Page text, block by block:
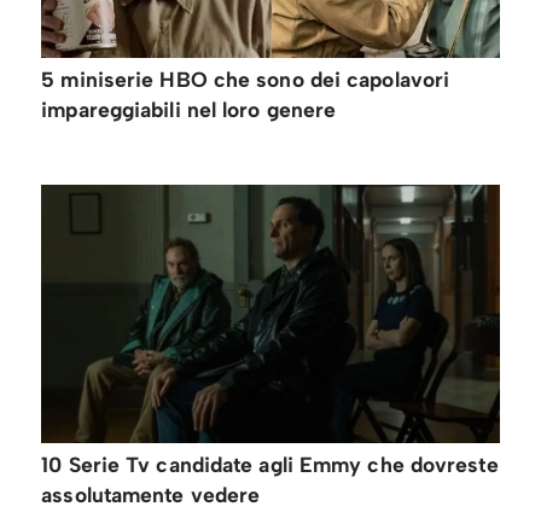
5 miniserie HBO che sono dei capolavori
impareggiabili nel loro genere
10 Serie Tv candidate agli Emmy che dovreste
assolutamente vedere